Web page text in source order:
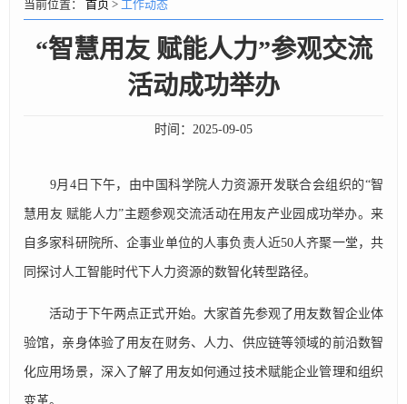
当前位置： 首页 > 工作动态
“智慧用友 赋能人力”参观交流
活动成功举办
时间： 2025-09-05
9月4日下午，由中国科学院人力资源开发联合会组织的“智
慧用友 赋能人力”主题参观交流活动在用友产业园成功举办。来
自多家科研院所、企事业单位的人事负责人近50人齐聚一堂，共
同探讨人工智能时代下人力资源的数智化转型路径。
活动于下午两点正式开始。大家首先参观了用友数智企业体
验馆，亲身体验了用友在财务、人力、供应链等领域的前沿数智
化应用场景，深入了解了用友如何通过技术赋能企业管理和组织
变革。